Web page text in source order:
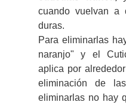
cuando vuelvan a
duras.
Para eliminarlas
naranjo" y el
aplica por
eliminación de
eliminarlas no hay